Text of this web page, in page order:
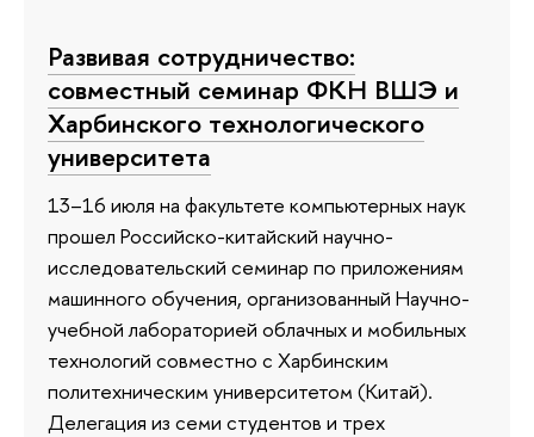
Развивая сотрудничество:
совместный семинар ФКН ВШЭ и
Харбинского технологического
университета
13–16 июля на факультете компьютерных наук
прошел Российско-китайский научно-
исследовательский семинар по приложениям
машинного обучения, организованный Научно-
учебной лабораторией облачных и мобильных
технологий совместно с Харбинским
политехническим университетом (Китай).
Делегация из семи студентов и трех